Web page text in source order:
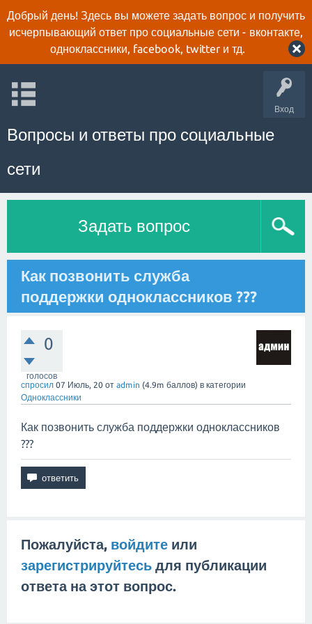
Добрый день! Здесь вы можете задать вопрос и получить
исчерпывающий ответ про социальные сети - вконтакте,
одноклассники, facebook, twitter и тд.
Вход
Вопросы и ответы про социальные
сети
Задать вопрос
Как позвонить служба
поддержки одноклассников ???
0
голосов
спросил 07 Июль, 20 от admin (4.9m баллов) в категории
Одноклассники
Как позвонить служба поддержки одноклассников
???
Пожалуйста, войдите или
зарегистрируйтесь для публикации
ответа на этот вопрос.